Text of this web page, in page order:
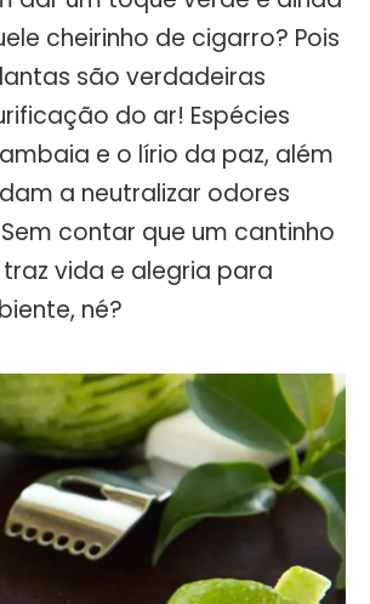
cheirinho de cigarro? Pois
são verdadeiras
do ar! Espécies
e o lírio da paz, além
a neutralizar odores
contar que um cantinho
vida e alegria para
né?